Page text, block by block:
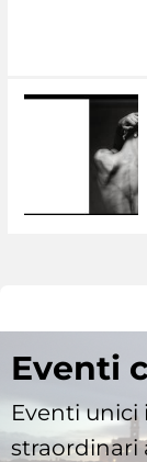
Eventi
Eventi
straordinari